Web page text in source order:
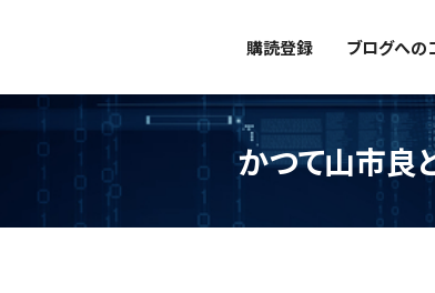
購読登録 ブログへの
かつて山市良